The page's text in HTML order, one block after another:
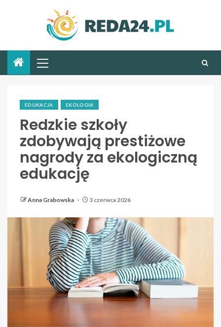
EDUKACJA EKOLOGIA
Redzkie szkoły
zdobywają prestiżowe
nagrody za ekologiczną
edukację
Anna Grabowska 3 czerwca 2026